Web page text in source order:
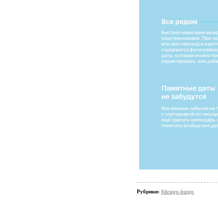
Рубрики: #design-huign